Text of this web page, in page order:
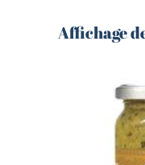
Affichage